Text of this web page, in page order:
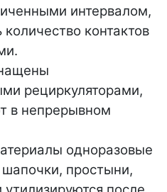
интервалом,
контактов
рециркуляторами,
в непрерывном
одноразовые
простыни,